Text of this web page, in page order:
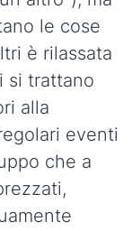
le cose
è rilassata
si trattano
alla
eventi
che a